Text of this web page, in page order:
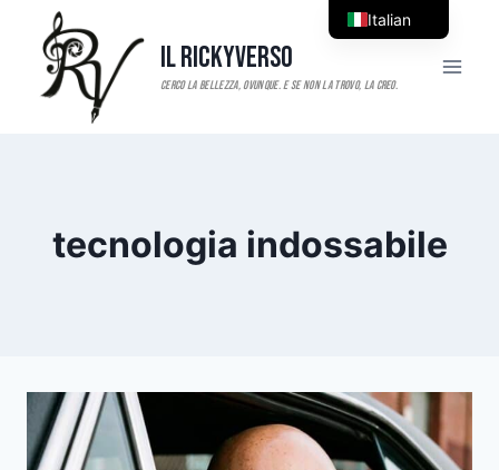
contenuto
Il RickyVerso
tecnologia indossabile
Italian